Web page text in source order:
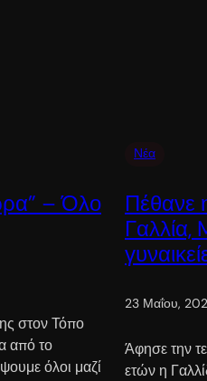
– Όλο
στον Τόπο
από το
όλοι μαζί
Νέα
Πέθανε
23 Μαΐου,
Άφησε την
ετών η